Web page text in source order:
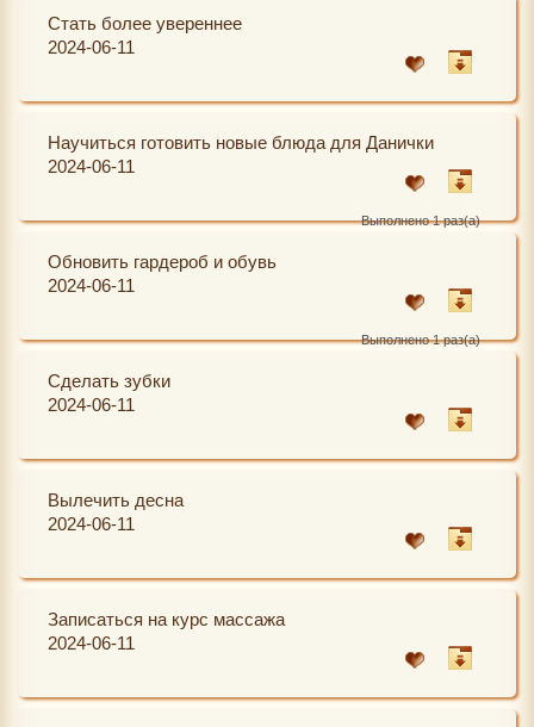
Стать более увереннее
2024-06-11
Научиться готовить новые блюда для Данички
2024-06-11
Выполнено 1 раз(а)
Обновить гардероб и обувь
2024-06-11
Выполнено 1 раз(а)
Сделать зубки
2024-06-11
Вылечить десна
2024-06-11
Записаться на курс массажа
2024-06-11